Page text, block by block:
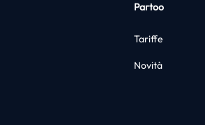
Partoo
Tariffe
Novità